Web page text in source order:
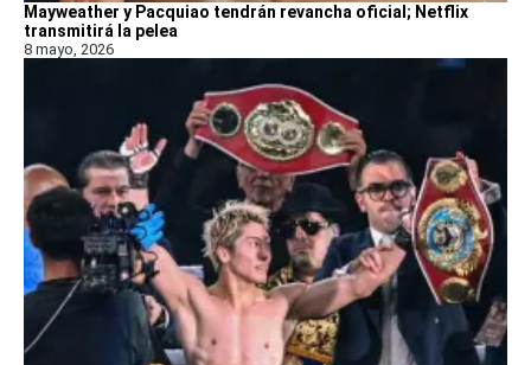
Mayweather y Pacquiao tendrán revancha oficial; Netflix
transmitirá la pelea
8 mayo, 2026